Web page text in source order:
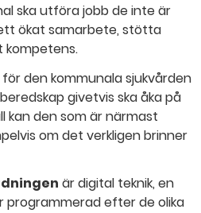
ska utföra jobb de inte är
ökat samarbete, stötta
den kommunala sjukvården
givetvis ska åka på
kan den som är närmast
om det verkligen brinner
är digital teknik, en
programmerad efter de olika